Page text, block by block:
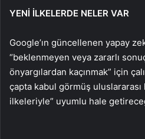
YENİ İLKELERDE NELER VAR
Google’ın güncellenen yapay
“beklenmeyen veya zararlı
önyargılardan kaçınmak” için
çapta kabul görmüş uluslararası
ilkeleriyle” uyumlu hale